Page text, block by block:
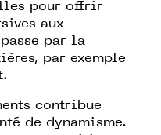
pour offrir
aux
par la
par exemple
contribue
de dynamisme.